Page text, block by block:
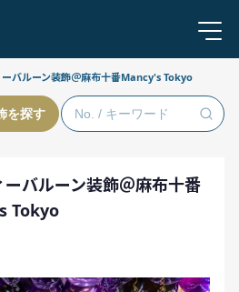
ーバルーン装飾＠麻布十番Mancy's Tokyo
を探す
ーバルーン装飾＠麻布十番
Tokyo